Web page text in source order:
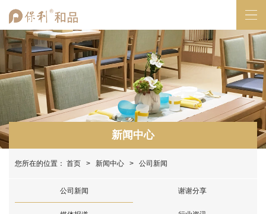
新闻中心
您所在的位置： 首页 > 新闻中心 > 公司新闻
公司新闻 谢谢分享